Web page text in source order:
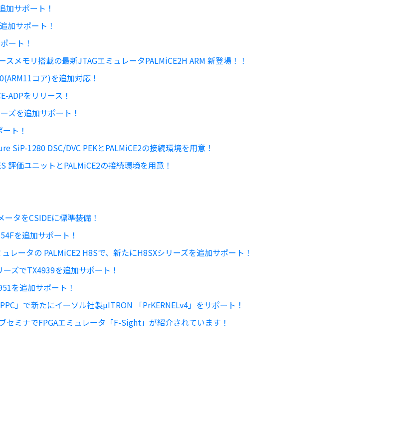
加サポート！
加サポート！
ート！
メモリ搭載の最新JTAGエミュレータPALMiCE2H ARM 新登場！！
コア)を追加対応！
ADPをリリース！
ズを追加サポート！
ト！
SiP-1280 DSC/DVC PEKとPALMiCE2の接続環境を用意！
評価ユニットとPALMiCE2の接続環境を用意！
タをCSIDEに標準装備！
を追加サポート！
レータの PALMiCE2 H8Sで、新たにH8SXシリーズを追加サポート！
ズでTX4939を追加サポート！
を追加サポート！
」で新たにイーソル社製µITRON 「PrKERNELv4」をサポート！
ミナでFPGAエミュレータ「F-Sight」が紹介されています！